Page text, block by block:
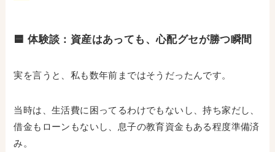
🟦 体験談：資産はあっても、心配グセが勝つ瞬間
実を言うと、私も数年前まではそうだったんです。
当時は、生活費に困ってるわけでもないし、持ち家だし、
借金もローンもないし、息子の教育資金もある程度準備済
み。